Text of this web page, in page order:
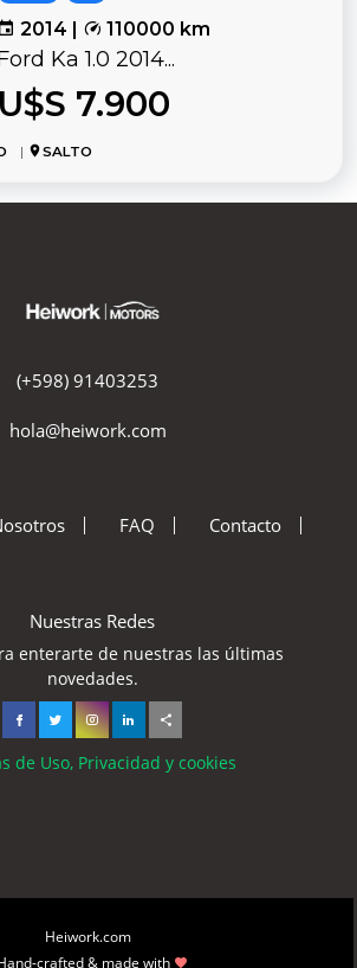
2014 | 110000 km
Ka 1.0 2014...
U$S 7.900
| SALTO
(+598) 91403253
hola@heiwork.com
FAQ Contacto
Nuestras Redes
enterarte de nuestras las últimas
novedades.
de Uso, Privacidad y cookies
Heiwork.com
crafted & made with